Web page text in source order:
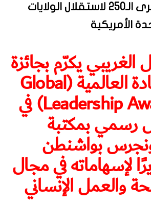
بالذكرى الـ250 لاستقلال الولايات
الأمريكية
الغريبي يكرّم بجائزة
القيادة العالمية (Global
Leadership Award) في
رسمي بمكتبة
بواشنطن
لإسهاماته في مجال
والعمل الإنساني